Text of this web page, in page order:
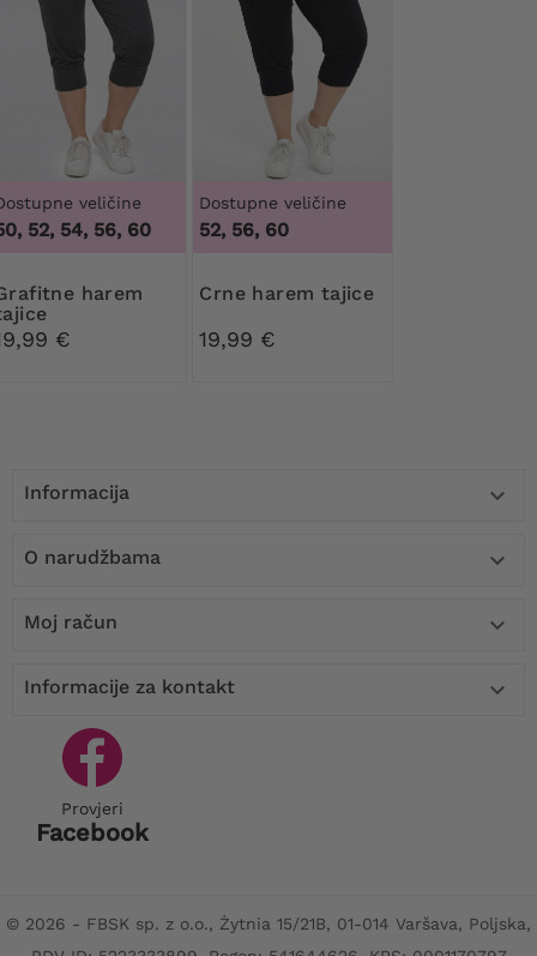
veličine
52, 54, 56, 60
€
Dostupne veličine
52, 56, 60
Crne harem tajice
19,99 €
Informacija 
O narudžbama 
Moj račun 
Informacije za kontakt 
Provjeri
Facebook
© 2026 - FBSK sp. z o.o., Żytnia 15/21B, 01-014 Varšava, Poljska,